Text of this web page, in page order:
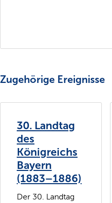
Zugehörige Ereignisse
30. Landtag
des
Königreichs
Bayern
(1883–1886)
Der 30. Landtag